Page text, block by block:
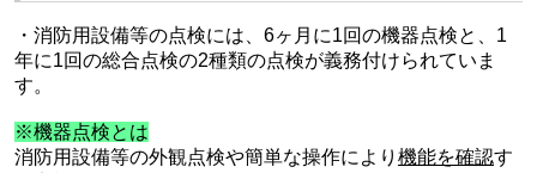
・消防用設備等の点検には、 6ヶ月に1回の機器点検と、 1
年に1回の総合点検の2種類の点検が義務付けられていま
す。
※機器点検とは
消防用設備等の外観点検や簡単な操作により 機能を確認す